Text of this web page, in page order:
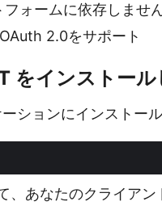
ォームに依存しません
2.0をサポート
をインストール
ションにインストール
、あなたのクライアン